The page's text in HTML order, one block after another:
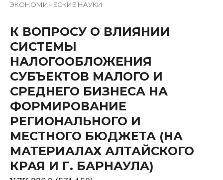
ЭКОНОМИЧЕСКИЕ НАУКИ
К ВОПРОСУ О ВЛИЯНИИ
СИСТЕМЫ
НАЛОГООБЛОЖЕНИЯ
СУБЪЕКТОВ МАЛОГО И
СРЕДНЕГО БИЗНЕСА НА
ФОРМИРОВАНИЕ
РЕГИОНАЛЬНОГО И
МЕСТНОГО БЮДЖЕТА (НА
МАТЕРИАЛАХ АЛТАЙСКОГО
КРАЯ И Г. БАРНАУЛА)